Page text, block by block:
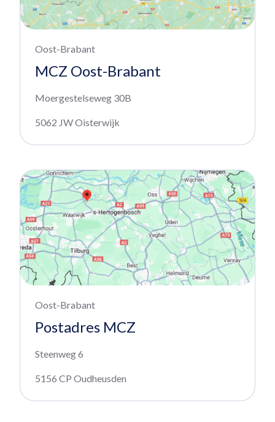
Oost-Brabant
MCZ Oost-Brabant
Moergestelseweg 30B
5062 JW Oisterwijk
Oost-Brabant
Postadres MCZ
Steenweg 6
5156 CP Oudheusden